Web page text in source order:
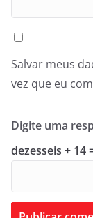
Salvar meus
vez que eu
Digite uma
dezesseis + 14